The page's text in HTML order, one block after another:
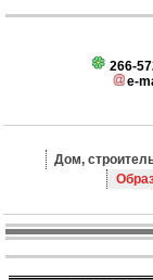
266-
e-
Дом,